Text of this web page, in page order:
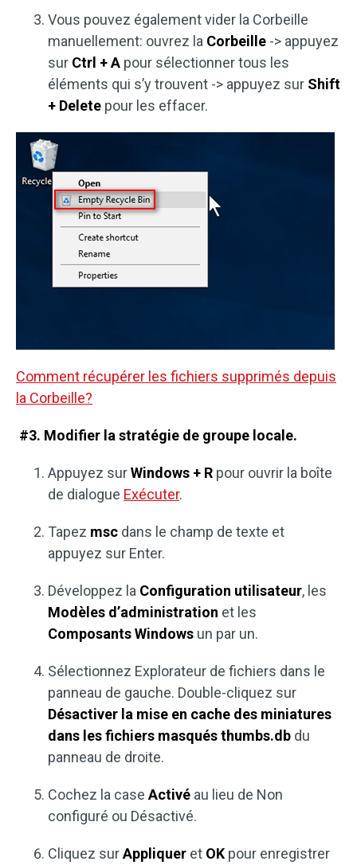
Vous pouvez également vider la Corbeille
manuellement: ouvrez la Corbeille -> appuyez
sur Ctrl + A pour sélectionner tous les
éléments qui s’y trouvent -> appuyez sur Shift
+ Delete pour les effacer.
Comment récupérer les fichiers supprimés depuis
la Corbeille?
#3. Modifier la stratégie de groupe locale.
Appuyez surWindows + R pour ouvrir la boîte
de dialogue Exécuter.
Tapez msc dans le champ de texte et
appuyez sur Enter.
Développez la Configuration utilisateur, les
Modèles d’administration et les
Composants Windows un par un.
Sélectionnez Explorateur de fichiers dans le
panneau de gauche. Double-cliquez sur
Désactiver la mise en cache des miniatures
dans les fichiers masqués thumbs.db du
panneau de droite.
Cochez la case Activé au lieu de Non
configuré ou Désactivé.
Cliquez surAppliquer et OK pour enregistrer